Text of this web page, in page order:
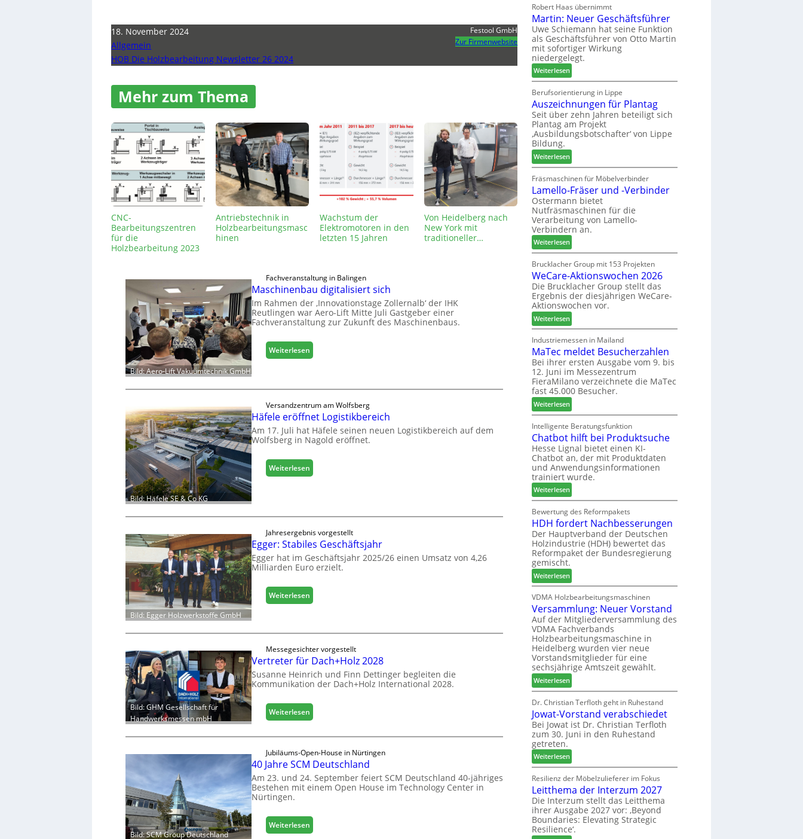
18. November 2024
Allgemein
HOB Die Holzbearbeitung Newsletter 26 2024
Festool GmbH
Zur Firmenwebsite
Mehr zum Thema
CNC-
Bearbeitungszentren
für die
Holzbearbeitung 2023
Antriebstechnik in
Holzbearbeitungsmasc
hinen
Wachstum der
Elektromotoren in den
letzten 15 Jahren
Von Heidelberg nach
New York mit
traditioneller…
Bild: Aero-Lift Vakuumtechnik GmbH
Fachveranstaltung in Balingen
Maschinenbau digitalisiert sich
Im Rahmen der ‚Innovationstage Zollernalb‘ der IHK
Reutlingen war Aero-Lift Mitte Juli Gastgeber einer
Fachveranstaltung zur Zukunft des Maschinenbaus.
Weiterlesen:
M
h
i
n
e
b
a
g
i
t
a
l
s
i
t
c
h
Bild: Häfele SE & Co KG
Versandzentrum am Wolfsberg
Häfele eröffnet Logistikbereich
Am 17. Juli hat Häfele seinen neuen Logistikbereich auf dem
Wolfsberg in Nagold eröffnet.
Weiterlesen:
H
e
e
r
ö
n
o
g
i
s
i
k
e
r
e
c
Bild: Egger Holzwerkstoffe GmbH
Jahresergebnis vorgestellt
Egger: Stabiles Geschäftsjahr
Egger hat im Geschäftsjahr 2025/26 einen Umsatz von 4,26
Milliarden Euro erzielt.
Weiterlesen:
E
r
S
t
b
i
s
G
s
ä
f
Bild: GHM Gesellschaft für
Handwerksmessen mbH
Messegesichter vorgestellt
Vertreter für Dach+Holz 2028
Susanne Heinrich und Finn Dettinger begleiten die
Kommunikation der Dach+Holz International 2028.
Weiterlesen:
V
e
t
r
e
t
f
ü
Bild: SCM Group Deutschland
Jubiläums-Open-House in Nürtingen
40 Jahre SCM Deutschland
Am 23. und 24. September feiert SCM Deutschland 40-jähriges
Bestehen mit einem Open House im Technology Center in
Nürtingen.
Weiterlesen:
4
n
e
r
r
a
u
m
-
S
o
t
i
m
e
n
t
o
m
a
g
l
ä
d
t
z
u
m
T
r
f
f
e
i
n
Robert Haas übernimmt
Martin: Neuer Geschäftsführer
Uwe Schiemann hat seine Funktion
als Geschäftsführer von Otto Martin
mit sofortiger Wirkung
niedergelegt.
Weiterlesen:
M
a
r
t
i
n
N
e
u
e
r
G
e
s
c
h
ä
f
t
s
f
ü
h
r
e
r
Berufsorientierung in Lippe
Auszeichnungen für Plantag
Seit über zehn Jahren beteiligt sich
Plantag am Projekt
‚Ausbildungsbotschafter‘ von Lippe
Bildung.
Weiterlesen:
A
u
s
z
e
i
c
h
n
u
n
g
e
n
ü
r
P
l
a
n
t
a
g
Fräsmaschinen für Möbelverbinder
Lamello-Fräser und -Verbinder
Ostermann bietet
Nutfräsmaschinen für die
Verarbeitung von Lamello-
Verbindern an.
Weiterlesen:
L
a
m
e
l
l
-
F
r
ä
s
e
r
u
n
d
-
V
e
r
b
i
n
d
e
r
Brucklacher Group mit 153 Projekten
WeCare-Aktionswochen 2026
Die Brucklacher Group stellt das
Ergebnis der diesjährigen WeCare-
Aktionswochen vor.
Weiterlesen:
W
e
C
a
r
e
-
A
k
t
i
o
n
s
w
o
c
h
e
n
2
0
2
6
Industriemessen in Mailand
MaTec meldet Besucherzahlen
Bei ihrer ersten Ausgabe vom 9. bis
12. Juni im Messezentrum
FieraMilano verzeichnete die MaTec
fast 45.000 Besucher.
Weiterlesen:
M
a
T
e
c
m
e
l
d
e
t
B
e
s
u
c
h
e
r
z
a
h
l
e
n
Intelligente Beratungsfunktion
Chatbot hilft bei Produktsuche
Hesse Lignal bietet einen KI-
Chatbot an, der mit Produktdaten
und Anwendungsinformationen
trainiert wurde.
Weiterlesen:
C
h
a
t
b
o
t
h
i
l
f
t
b
e
i
P
r
o
d
u
k
t
s
u
c
h
e
Bewertung des Reformpakets
HDH fordert Nachbesserungen
Der Hauptverband der Deutschen
Holzindustrie (HDH) bewertet das
Reformpaket der Bundesregierung
gemischt.
Weiterlesen:
H
D
H
f
o
r
d
e
r
t
N
a
c
h
b
s
s
e
r
u
n
g
e
VDMA Holzbearbeitungsmaschinen
Versammlung: Neuer Vorstand
Auf der Mitgliederversammlung des
VDMA Fachverbands
Holzbearbeitungsmaschine in
Heidelberg wurden vier neue
Vorstandsmitglieder für eine
sechsjährige Amtszeit gewählt.
Weiterlesen:
V
e
r
s
a
m
l
u
n
g
:
N
e
Dr. Christian Terfloth geht in Ruhestand
Jowat-Vorstand verabschiedet
Bei Jowat ist Dr. Christian Terfloth
zum 30. Juni in den Ruhestand
getreten.
Weiterlesen:
J
o
w
a
t
-
V
Resilienz der Möbelzulieferer im Fokus
Leitthema der Interzum 2027
Die Interzum stellt das Leitthema
ihrer Ausgabe 2027 vor: ‚Beyond
Boundaries: Elevating Strategic
Resilience‘.